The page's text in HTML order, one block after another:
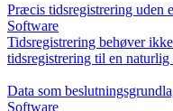
Præcis tidsregistrering uden
Software
Tidsregistrering behøver
tidsregistrering til en
Data som
Software